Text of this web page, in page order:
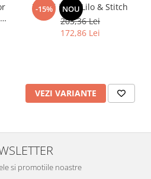
-15% NOUTenisi inalti Lilo & Stitch
203,36 Lei
172,86 Lei
VEZI VARIANTE
si promotiile noastre